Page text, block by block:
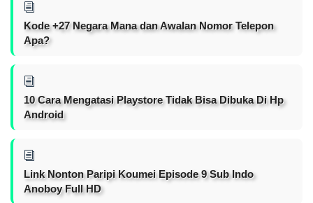
Kode +27 Negara Mana dan Awalan Nomor Telepon
Apa?
10 Cara Mengatasi Playstore Tidak Bisa Dibuka Di Hp
Android
Link Nonton Paripi Koumei Episode 9 Sub Indo
Anoboy Full HD